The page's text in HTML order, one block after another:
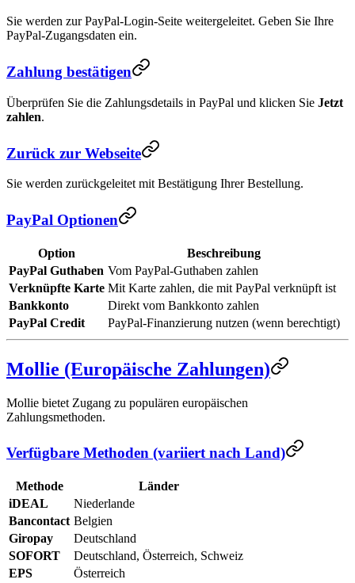
Sie werden zur PayPal-Login-Seite weitergeleitet. Geben Sie Ihre
PayPal-Zugangsdaten ein.
Zahlung bestätigen
Überprüfen Sie die Zahlungsdetails in PayPal und klicken Sie Jetzt
zahlen.
Zurück zur Webseite
Sie werden zurückgeleitet mit Bestätigung Ihrer Bestellung.
PayPal Optionen
Option
Beschreibung
PayPal Guthaben Vom PayPal-Guthaben zahlen
Verknüpfte Karte Mit Karte zahlen, die mit PayPal verknüpft ist
Bankkonto
Direkt vom Bankkonto zahlen
PayPal Credit
PayPal-Finanzierung nutzen (wenn berechtigt)
Mollie (Europäische Zahlungen)
Mollie bietet Zugang zu populären europäischen
Zahlungsmethoden.
Verfügbare Methoden (variiert nach Land)
Methode
Länder
iDEAL
Niederlande
Bancontact Belgien
Giropay
Deutschland
SOFORT
Deutschland, Österreich, Schweiz
EPS
Österreich